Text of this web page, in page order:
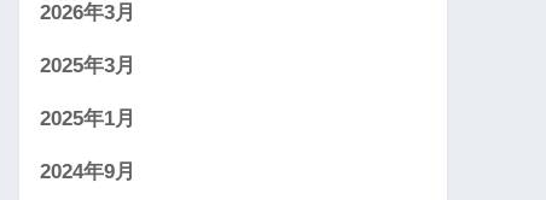
2026年3月
2025年3月
2025年1月
2024年9月